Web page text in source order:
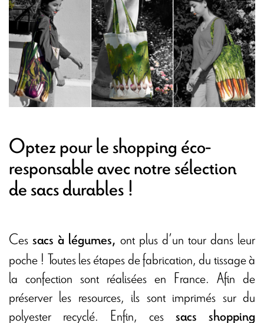
Optez pour le shopping éco-
responsable avec notre sélection
de sacs durables !
Ces sacs à légumes, ont plus d’un tour dans leur
poche ! Toutes les étapes de fabrication, du tissage à
la confection sont réalisées en France. Afin de
préserver les resources, ils sont imprimés sur du
polyester recyclé. Enfin, ces sacs shopping